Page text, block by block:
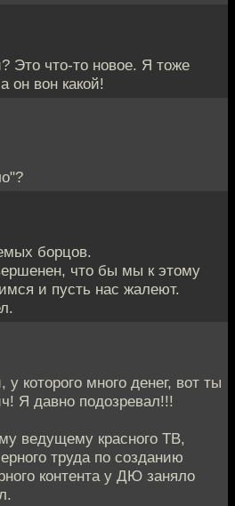
Это что-то новое. Я тоже
он вон какой!
борцов.
что бы мы к этому
и пусть нас жалеют.
которого много денег, вот ты
Я давно подозревал!!!
ведущему красного ТВ,
труда по созданию
контента у ДЮ заняло